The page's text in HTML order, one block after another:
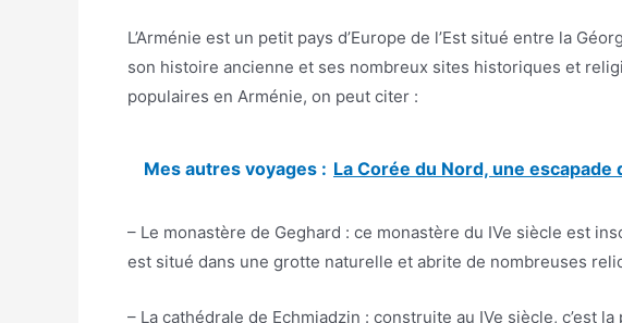
L’Arménie est un petit pays d’Europe de l’Est situé entre la
son histoire ancienne et ses nombreux sites historiques et
populaires en Arménie, on peut citer :
Mes autres voyages : La Corée du Nord, une escapade
– Le monastère de Geghard : ce monastère du IVe siècle est
est situé dans une grotte naturelle et abrite de nombreuses
– La cathédrale de Echmiadzin : construite au IVe siècle, c’est